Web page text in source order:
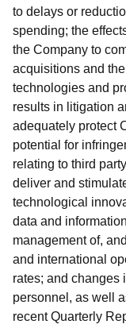
to delays or
spending; the
the Company to
acquisitions and
technologies and
results in litigation
adequately protect
potential for
relating to third
deliver and
technological
data and
management of,
and international
rates; and changes
personnel, as well
recent Quarterly